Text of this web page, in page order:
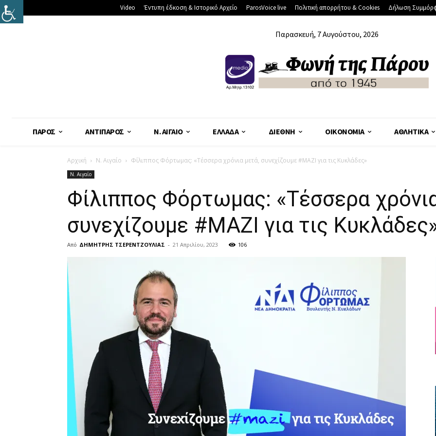
Video Έντυπη έδκοση & Ιστορικό Αρχείο ParosVoice live Πολιτική απορρήτου & Cookies Δήλωση
Παρασκευή, 7 Αυγούστου, 2026
ΠΆΡΟΣ ΑΝΤΊΠΑΡΟΣ Ν. ΑΙΓΑΊΟ ΕΛΛΆΔΑ ΔΙΕΘΝΉ ΟΙΚΟΝΟΜΊΑ ΑΘΛΗΤΙΚΆ
Αρχική Ν. Αιγαίο Φίλιππος Φόρτωμας: «Τέσσερα χρόνια μετά, συνεχίζουμε #ΜΑΖΙ για τις Κυκλάδες»
Ν. Αιγαίο
Φίλιππος Φόρτωμας: «Τέσσερα
συνεχίζουμε #ΜΑΖΙ για τις
Από ΔΗΜΗΤΡΗΣ ΤΣΕΡΕΝΤΖΟΥΛΙΑΣ - 21 Απριλίου, 2023 106